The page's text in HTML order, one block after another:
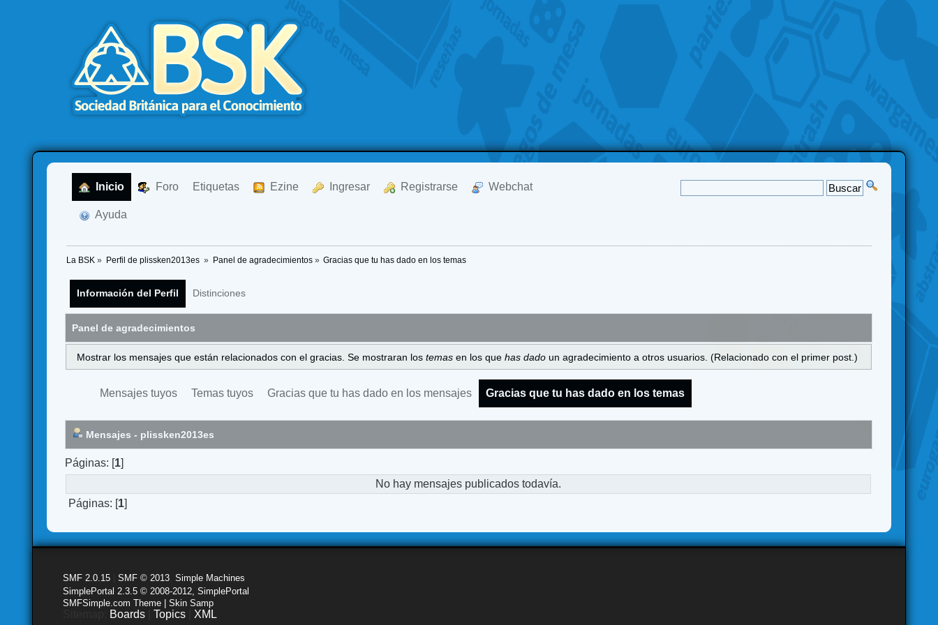
Inicio Foro Etiquetas Ezine Ingresar Registrarse Webchat
Ayuda
La BSK » Perfil de plissken2013es » Panel de agradecimientos» Gracias que tu has dado en los temas
Información del Perfil Distinciones
Panel de agradecimientos
Mostrar los mensajes que están relacionados con el gracias. Se mostraran los temas en los que has dado un agradecimiento a otros usuarios. (Relacionado con el primer post.)
Mensajes tuyos Temas tuyos Gracias que tu has dado en los mensajes Gracias que tu has dado en los temas
Mensajes - plissken2013es
Páginas: [1]
No hay mensajes publicados todavía.
Páginas: [1]
SMF 2.0.15 |SMF © 2013 ,Simple Machines
SimplePortal 2.3.5 © 2008-2012, SimplePortal
SMFSimple.com Theme | Skin Samp
Boards |Topics XML